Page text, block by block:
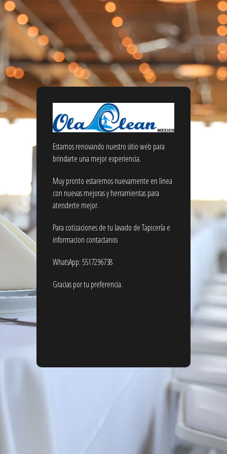
Estamos renovando nuestro sitio web para
brindarte una mejor experiencia.
Muy pronto estaremos nuevamente en linea
con nuevas mejoras y herramientas para
atenderte mejor.
Para cotizaciones de tu lavado de Tapicería e
informacion contactanos
WhatsApp: 5517296738
Gracias por tu preferencia.